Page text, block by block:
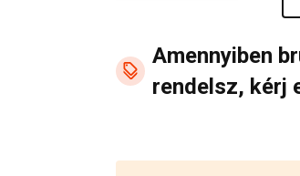
Amennyiben
rendelsz, kérj